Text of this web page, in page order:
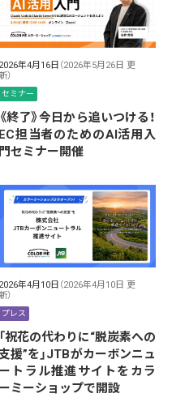
2026年4月16日 （2026年5月26日 更
新）
セミナー
《終了》今日から追いつける！
EC担当者のためのAI活用入
門セミナー開催
2026年4月10日 （2026年4月10日 更
新）
プレス
「祝花の代わりに“脱炭素への
援”を」JTBがカーボンニュ
ートラル推進サイトをカラ
ーミーショップで開設